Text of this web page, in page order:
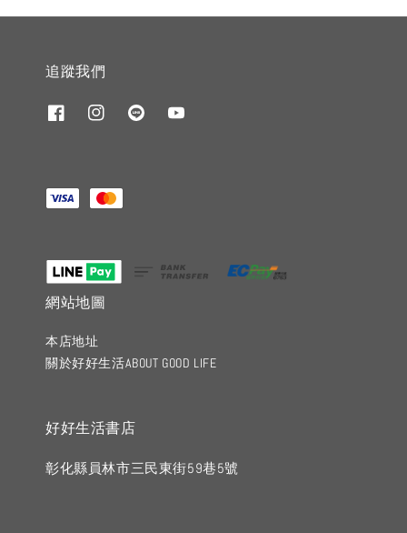
追蹤我們
網站地圖
本店地址
關於好好生活ABOUT GOOD LIFE
好好生活書店
彰化縣員林市三民東街59巷5號